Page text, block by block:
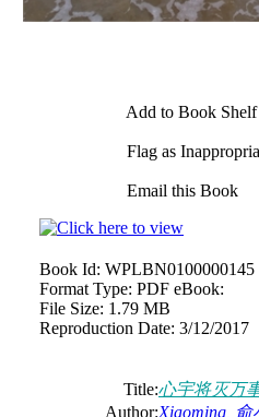
Add to Book Shelf
Flag as
Email this Book
Book Id: WPLBN0100000145
Format Type: PDF eBook:
File Size: 1.79 MB
Reproduction Date: 3/12/2017
Title:心宇将灭万
Author:Xiaoming,